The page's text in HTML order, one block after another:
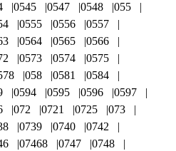
0545 0547 0548
055
0555 0556
0557
0564 0565
0566
0573 0574
0575
058 0581
0584
0594 0595 0596
0597
072 0721 0725
073
0739 0740
0742
07468 0747
0748